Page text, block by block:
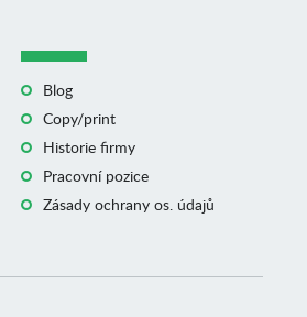
Blog
Copy/print
Historie firmy
Pracovní pozice
Zásady ochrany os. údajů